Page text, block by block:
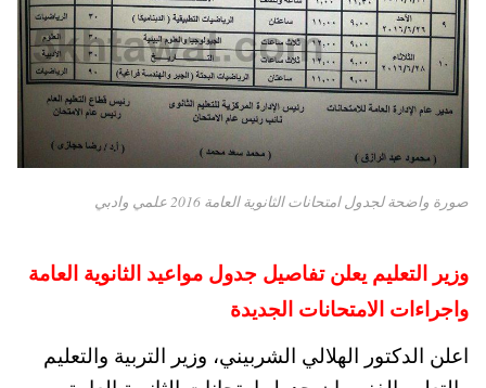
صورة واضحة لجدول امتحانات الثانوية العامة 2016 علمي وادبي
وزير التعليم يعلن تفاصيل جدول مواعيد الثانوية العامة
واجراءات الامتحانات الجديدة
اعلن الدكتور الهلالي الشربيني، وزير التربية والتعليم